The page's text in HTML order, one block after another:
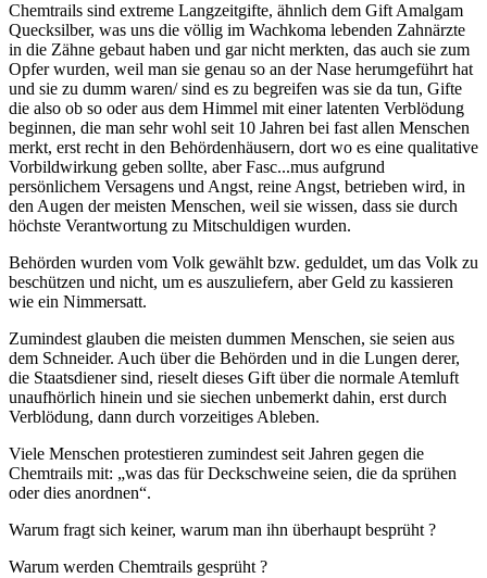
Chemtrails sind extreme Langzeitgifte, ähnlich dem Gift Amalgam
Quecksilber, was uns die völlig im Wachkoma lebenden Zahnärzte
in die Zähne gebaut haben und gar nicht merkten, das auch sie zum
Opfer wurden, weil man sie genau so an der Nase herumgeführt hat
und sie zu dumm waren/ sind es zu begreifen was sie da tun, Gifte
die also ob so oder aus dem Himmel mit einer latenten Verblödung
beginnen, die man sehr wohl seit 10 Jahren bei fast allen Menschen
merkt, erst recht in den Behördenhäusern, dort wo es eine qualitative
Vorbildwirkung geben sollte, aber Fasc...mus aufgrund
persönlichem Versagens und Angst, reine Angst, betrieben wird, in
den Augen der meisten Menschen, weil sie wissen, dass sie durch
höchste Verantwortung zu Mitschuldigen wurden.
Behörden wurden vom Volk gewählt bzw. geduldet, um das Volk zu
beschützen und nicht, um es auszuliefern, aber Geld zu kassieren
wie ein Nimmersatt.
Zumindest glauben die meisten dummen Menschen, sie seien aus
dem Schneider. Auch über die Behörden und in die Lungen derer,
die Staatsdiener sind, rieselt dieses Gift über die normale Atemluft
unaufhörlich hinein und sie siechen unbemerkt dahin, erst durch
Verblödung, dann durch vorzeitiges Ableben.
Viele Menschen protestieren zumindest seit Jahren gegen die
Chemtrails mit: „was das für Deckschweine seien, die da sprühen
oder dies anordnen“.
Warum fragt sich keiner, warum man ihn überhaupt besprüht ?
Warum werden Chemtrails gesprüht ?